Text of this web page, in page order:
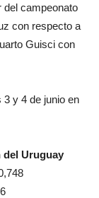
del campeonato
con respecto a
Guisci con
3 y 4 de junio en
del Uruguay